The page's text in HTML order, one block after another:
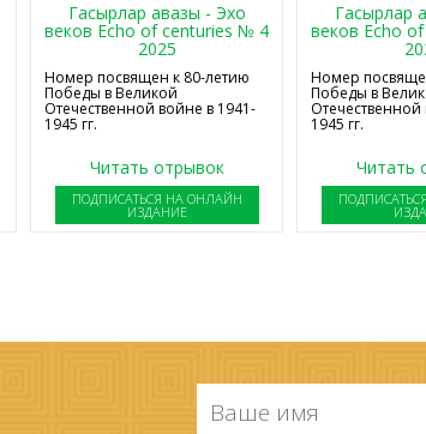
Гасырлар авазы - Эхо
веков Echo of centuries № 4
2025
Номер посвящен к 80-летию
Победы в Великой
Отечественной войне в 1941-
1945 гг.
Читать отрывок
ПОДПИСАТЬСЯ НА ОНЛАЙН
ИЗДАНИЕ
Гасырлар
веков Echo
Номер
Победы в
1945 гг.
Читать
имя